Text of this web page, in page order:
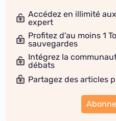
Accédez en illimité
expert
Profitez d'au moins 1
sauvegardes
Intégrez la
débats
Partagez des articles